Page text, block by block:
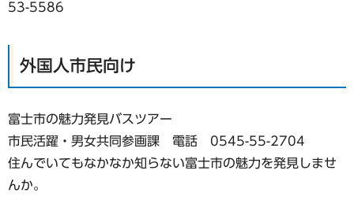
53-5586
外国人市民向け
富士市の魅力発見バスツアー
市民活躍・男女共同参画課 電話 0545-55-2704
住んでいてもなかなか知らない富士市の魅力を発見しませ
んか。